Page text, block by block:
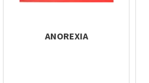
ANOREXIA